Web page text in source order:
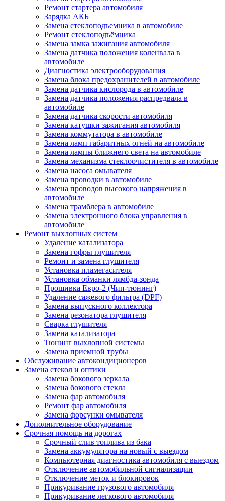
Ремонт стартера автомобиля
Зарядка АКБ
Замена стеклоподъемника в автомобиле
Ремонт стеклоподъёмника
Замена замка зажигания автомобиля
Замена датчика положения коленвала в
автомобиле
Диагностика электрооборудования
Замена блока предохранителей в автомобиле
Замена датчика кислорода в автомобиле
Замена датчика положения распредвала в
автомобиле
Замена датчика скорости автомобиля
Замена катушки зажигания автомобиля
Замена коммутатора в автомобиле
Замена ламп габаритных огней на автомобиле
Замена лампы ближнего света на автомобиле
Замена механизма стеклоочистителя в автомобиле
Замена насоса омывателя
Замена проводки в автомобиле
Замена проводов высокого напряжения в
автомобиле
Замена трамблера в автомобиле
Замена электронного блока управления в
автомобиле
Ремонт выхлопных систем
Удаление катализатора
Замена гофры глушителя
Ремонт и замена глушителя
Установка пламегасителя
Установка обманки лямбда-зонда
Прошивка Евро-2 (Чип-тюнинг)
Удаление сажевого фильтра (DPF)
Замена выпускного коллектора
Замена резонатора глушителя
Сварка глушителя
Замена катализатора
Тюнинг выхлопной системы
Замена приемной трубы
Обслуживание автокондиционеров
Замена стекол и оптики
Замена бокового зеркала
Замена бокового стекла
Замена фар автомобиля
Ремонт фар автомобиля
Замена форсунки омывателя
Дополнительное оборудование
Срочная помощь на дорогах
Срочный слив топлива из бака
Замена аккумулятора на новый с выездом
Компьютерная диагностика автомобиля с выездом
Отключение автомобильной сигнализации
Отключение меток и блокировок
Прикуривание грузового автомобиля
Прикуривание легкового автомобиля